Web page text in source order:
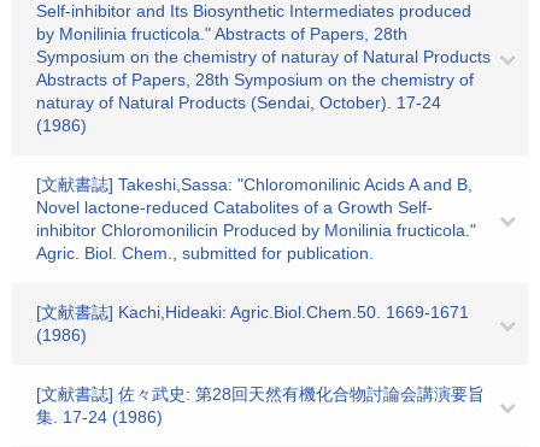
Self-inhibitor and Its Biosynthetic Intermediates produced
by Monilinia fructicola." Abstracts of Papers, 28th
Symposium on the chemistry of naturay of Natural Products
Abstracts of Papers, 28th Symposium on the chemistry of
naturay of Natural Products (Sendai, October). 17-24
(1986)
[文献書誌] Takeshi,Sassa: "Chloromonilinic Acids A and B,
Novel lactone-reduced Catabolites of a Growth Self-
inhibitor Chloromonilicin Produced by Monilinia fructicola."
Agric. Biol. Chem., submitted for publication.
[文献書誌] Kachi,Hideaki: Agric.Biol.Chem.50. 1669-1671
(1986)
[文献書誌] 佐々武史: 第28回天然有機化合物討論会講演要旨
集. 17-24 (1986)